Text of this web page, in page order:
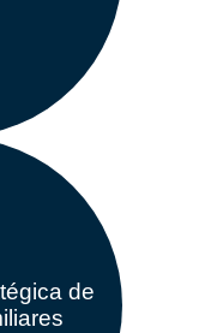
de